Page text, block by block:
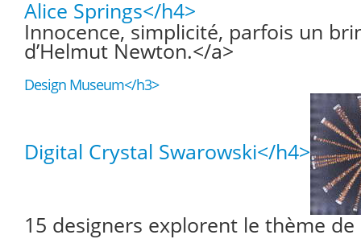
Alice Springs</h4>
Innocence, simplicité, parfois un
d’Helmut Newton.</a>
Design Museum</h3>
Digital Crystal Swarowski</h4>
15 designers explorent le thème